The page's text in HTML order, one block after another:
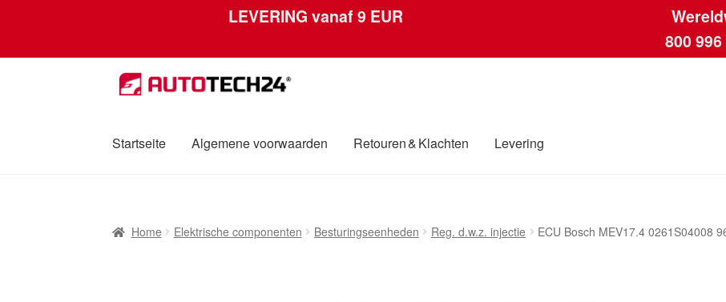
LEVERING vanaf 9 EUR
800
Ga
door
navigatie
Ga
naar
inhoud
Startseite Algemene voorwaarden Retouren & Klachten Levering
Over ons PrivacybeleidWereldwijde verzendingWinkelwagen
Home Elektrische componenten Besturingseenheden Reg. d.w.z. injectie ECU Bosch MEV17.4 0261S04008